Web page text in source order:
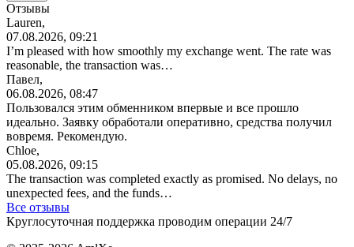
Отзывы
Lauren,
07.08.2026, 09:21
I’m pleased with how smoothly my exchange went. The rate was
reasonable, the transaction was…
Павел,
06.08.2026, 08:47
Пользовался этим обменником впервые и все прошло
идеально. Заявку обработали оперативно, средства получил
вовремя. Рекомендую.
Chloe,
05.08.2026, 09:15
The transaction was completed exactly as promised. No delays, no
unexpected fees, and the funds…
Все отзывы
Круглосуточная поддержка проводим операции 24/7